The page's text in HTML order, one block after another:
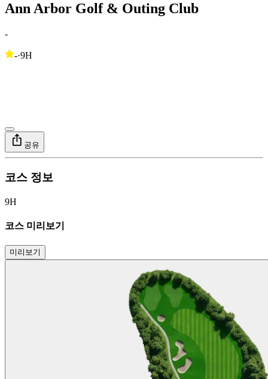
Ann Arbor Golf & Outing Club
-
-·9H
공유
코스 정보
9H
코스 미리보기
미리보기